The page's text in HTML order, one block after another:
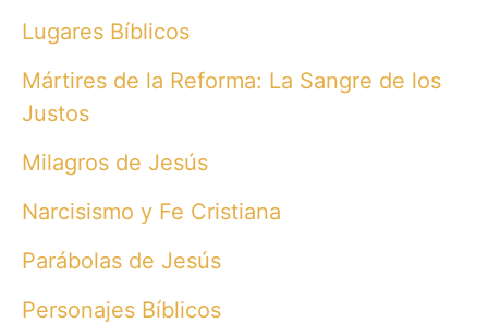
Lugares Bíblicos
Mártires de la Reforma: La Sangre de los
Justos
Milagros de Jesús
Narcisismo y Fe Cristiana
Parábolas de Jesús
Personajes Bíblicos